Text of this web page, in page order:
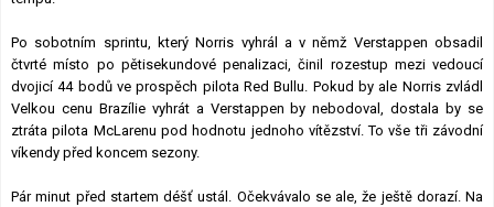
Po sobotním sprintu, který Norris vyhrál a v němž Verstappen obsadil
čtvrté místo po pětisekundové penalizaci, činil rozestup mezi vedoucí
dvojicí 44 bodů ve prospěch pilota Red Bullu. Pokud by ale Norris zvládl
Velkou cenu Brazílie vyhrát a Verstappen by nebodoval, dostala by se
ztráta pilota McLarenu pod hodnotu jednoho vítězství. To vše tři závodní
víkendy před koncem sezony.
Pár minut před startem déšť ustál. Očekvávalo se ale, že ještě dorazí. Na